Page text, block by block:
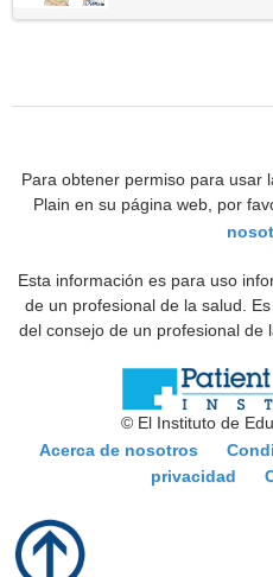
Para obtener permiso para usar
Plain en su página web, por
Esta información es para uso
de un profesional de la salud.
del consejo de un profesional de
© El Instituto de
Acerca de nosotros
privacidad